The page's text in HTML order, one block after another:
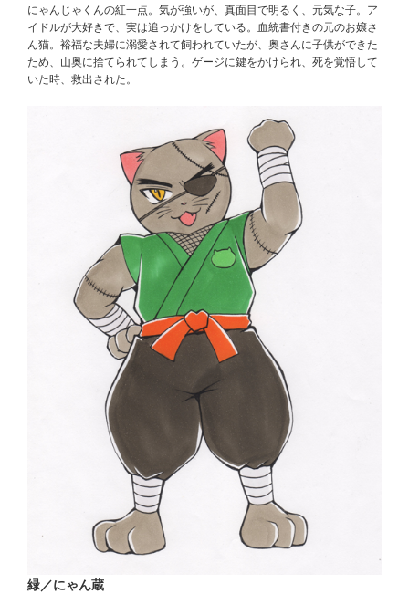
にゃんじゃくんの紅一点。気が強いが、真面目で明るく、元気な子。ア
イドルが大好きで、実は追っかけをしている。血統書付きの元のお嬢さ
ん猫。裕福な夫婦に溺愛されて飼われていたが、奥さんに子供ができた
ため、山奥に捨てられてしまう。ゲージに鍵をかけられ、死を覚悟して
いた時、救出された。
緑／にゃん蔵